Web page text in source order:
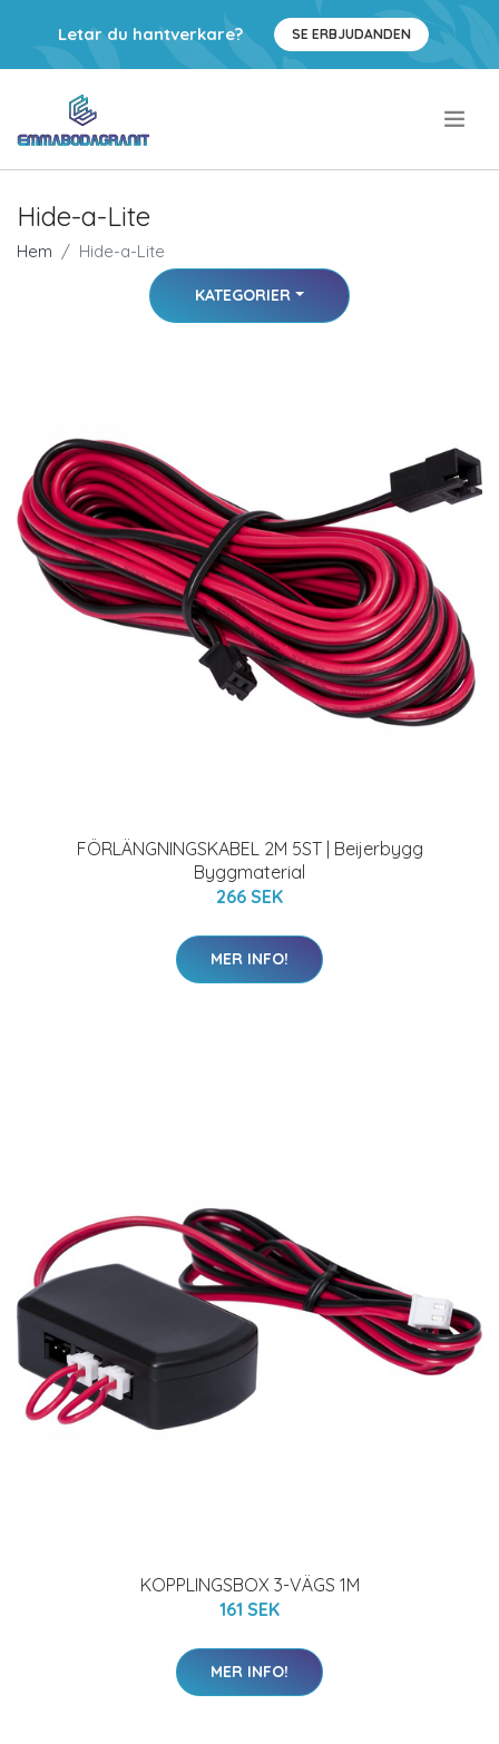
Letar du hantverkare? SE ERBJUDANDEN
Hide-a-Lite
Hem Hide-a-Lite
KATEGORIER
FÖRLÄNGNINGSKABEL 2M 5ST | Beijerbygg
Byggmaterial
266 SEK
MER INFO!
KOPPLINGSBOX 3-VÄGS 1M
161 SEK
MER INFO!